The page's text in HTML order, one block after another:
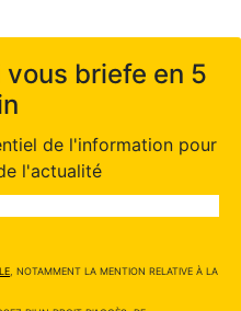
briefe en 5
de l'information pour
l'actualité
, NOTAMMENT LA MENTION RELATIVE À LA